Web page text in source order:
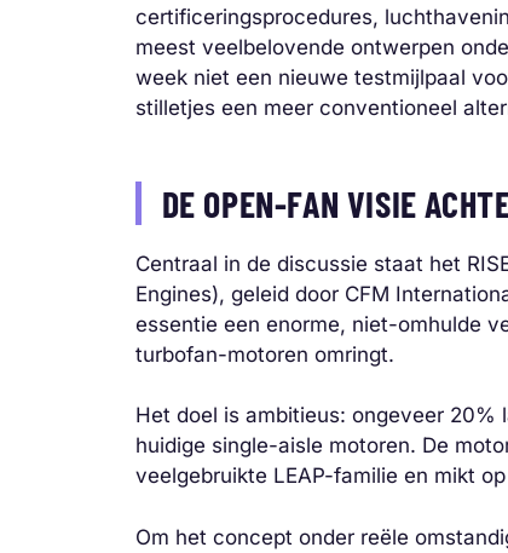
certificeringsprocedures,
meest veelbelovende ontwerpen
week niet een nieuwe testmijlpaal
stilletjes een meer conventioneel
DE OPEN-FAN VISIE
Centraal in de discussie staat het
Engines), geleid door CFM
essentie een enorme, niet-omhulde
turbofan-motoren omringt.
Het doel is ambitieus: ongeveer
huidige single-aisle motoren. De
veelgebruikte LEAP-familie en mikt
Om het concept onder reële